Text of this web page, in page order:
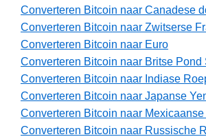
Converteren Bitcoin naar Canadese
Converteren Bitcoin naar Zwitserse
Converteren Bitcoin naar Euro
Converteren Bitcoin naar Britse Pond
Converteren Bitcoin naar Indiase
Converteren Bitcoin naar Japanse
Converteren Bitcoin naar
Converteren Bitcoin naar Russische